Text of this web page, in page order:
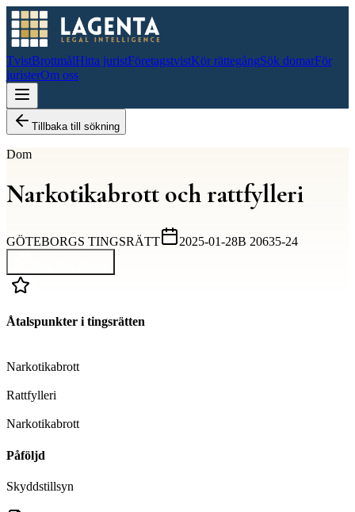
TvistBrottmålHitta juristFöretagstvistKör rättegångSök domarFör
juristerOm oss
Tillbaka till sökning
Dom
Narkotikabrott och rattfylleri
GÖTEBORGS TINGSRÄTT 2025-01-28B 20635-24
Åtalspunkter i tingsrätten
Narkotikabrott
Rattfylleri
Narkotikabrott
Påföljd
Skyddstillsyn